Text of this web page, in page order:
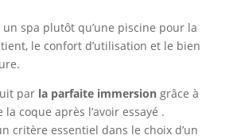
spa plutôt qu’une piscine pour la
le confort d’utilisation et le bien
par la parfaite immersiongrâce à
la coque après l’avoir essayé .
critère essentiel dans le choix d’un